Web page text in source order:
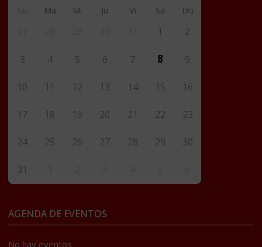
Lu Ma Mi Ju Vi Sá Do
1 2
3 4 5 6 7 8 9
10 11 12 13 14 15 16
17 18 19 20 21 22 23
24 25 26 27 28 29 30
31
AGENDA DE EVENTOS
No hay eventos